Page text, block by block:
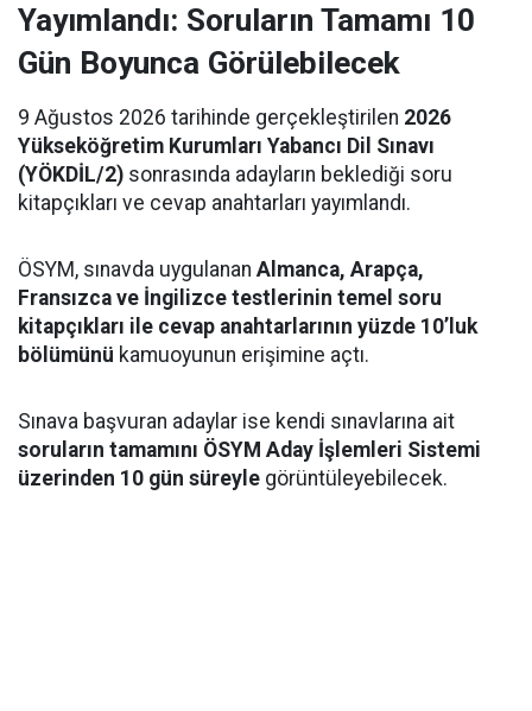
Yayımlandı: Soruların Tamamı 10
Gün Boyunca Görülebilecek
9 Ağustos 2026 tarihinde gerçekleştirilen 2026
Yükseköğretim Kurumları Yabancı Dil Sınavı
(YÖKDİL/2) sonrasında adayların beklediği soru
kitapçıkları ve cevap anahtarları yayımlandı.
ÖSYM, sınavda uygulanan Almanca, Arapça,
Fransızca ve İngilizce testlerinin temel soru
kitapçıkları ile cevap anahtarlarının yüzde 10’luk
bölümünü kamuoyunun erişimine açtı.
Sınava başvuran adaylar ise kendi sınavlarına ait
soruların tamamını ÖSYM Aday İşlemleri Sistemi
üzerinden 10 gün süreyle görüntüleyebilecek.